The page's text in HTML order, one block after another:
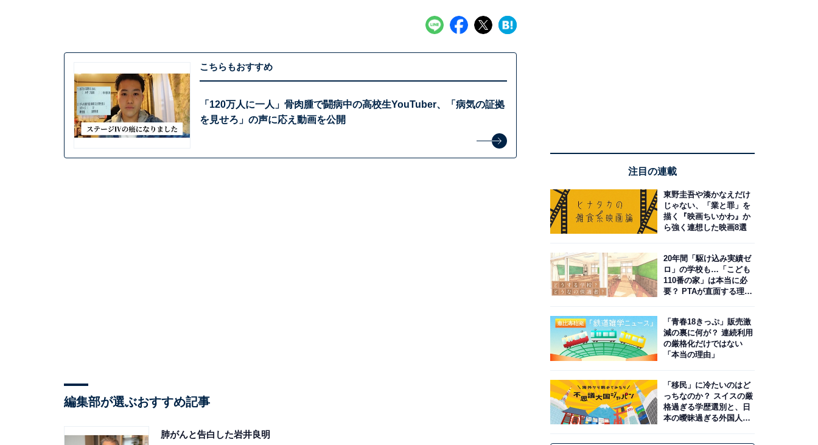
こちらもおすすめ
「120万人に一人」骨肉腫で闘病中の高校生YouTuber、「病気の証拠
を見せろ」の声に応え動画を公開
編集部が選ぶおすすめ記事
肺がんと告白した岩井良明
注目の連載
東野圭吾や湊かなえだけ
じゃない、「業と罪」を
描く『映画ちいかわ』か
ら強く連想した映画8選
20年間「駆け込み実績ゼ
ロ」の学校も…「こども
110番の家」は本当に必
要？ PTAが直面する理想
「青春18きっぷ」販売激
減の裏に何が？ 連続利用
の厳格化だけではない
「本当の理由」
「移民」に冷たいのはど
っちなのか？ スイスの厳
格過ぎる学歴選別と、日
本の曖昧過ぎる外国人政